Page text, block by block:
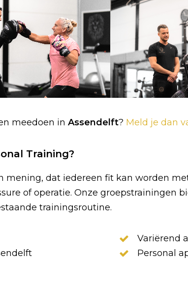
meedoen in Assendelft? Meld je dan
Training?
dat iedereen fit kan worden
of operatie. Onze groepstrainingen
trainingsroutine.
Variërend
Personal